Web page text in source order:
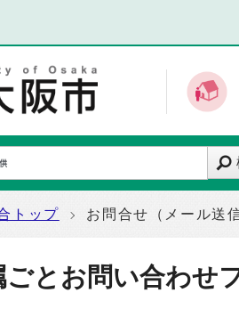
トップ お問合せ（メール送
ごとお問い合わせ